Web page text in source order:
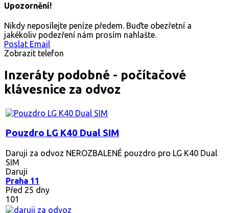
Upozornění!
Nikdy neposílejte peníze předem. Buďte obezřetní a
jakékoliv podezření nám prosím nahlašte.
Poslat Email
Zobrazit telefon
Inzeráty podobné - počítačové
klávesnice za odvoz
Pouzdro LG K40 Dual SIM
Daruji za odvoz NEROZBALENÉ pouzdro pro LG K40 Dual
SIM
Daruji
Praha 11
Před 25 dny
101